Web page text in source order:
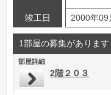
竣工日 2000年09
1部屋の募集があります
部屋詳細
2階２０３